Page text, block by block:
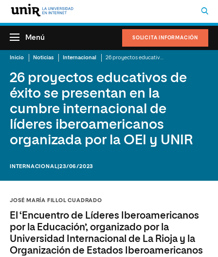
SOLICITA INFORMACIÓN
Menú
Inicio Noticias Internacional
26 proyectos educativos de
éxito se presentan en la
cumbre internacional de
líderes iberoamericanos
organizada por la OEI y UNIR
INTERNACIONAL |23/06/2023
JOSÉ MARÍA FILLOL CUADRADO
El ‘Encuentro de Líderes Iberoamericanos
por la Educación’, organizado por la
Universidad Internacional de La Rioja y la
Organización de Estados Iberoamericanos